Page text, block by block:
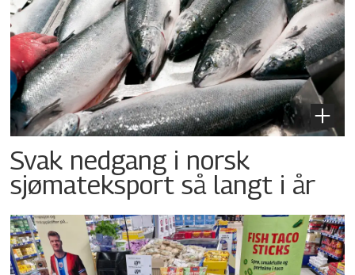
Svak nedgang i norsk
sjømateksport så langt i år